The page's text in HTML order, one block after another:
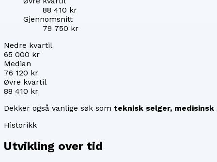
88 410 kr
Gjennomsnitt
79 750 kr
Nedre kvartil
65 000 kr
Median
76 120 kr
Øvre kvartil
88 410 kr
Dekker også vanlige søk som teknisk selger,
Historikk
Utvikling over tid